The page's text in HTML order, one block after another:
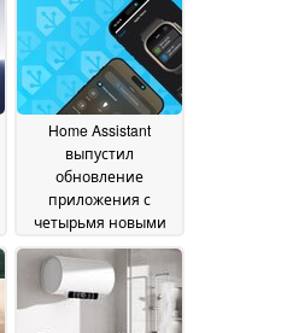
Home Assistant
выпустил
обновление
приложения с
четырьмя новыми
функциями для iOS
26 May 2026